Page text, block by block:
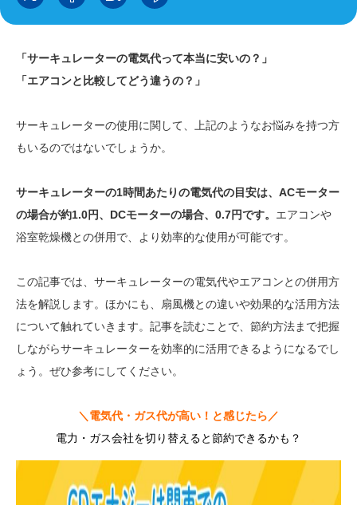
「サーキュレーターの電気代って本当に安いの？」
「エアコンと比較してどう違うの？」
サーキュレーターの使用に関して、上記のようなお悩みを持つ方
もいるのではないでしょうか。
サーキュレーターの1時間あたりの電気代の目安は、ACモーター
の場合が約1.0円、DCモーターの場合、0.7円です。 エアコンや
浴室乾燥機との併用で、より効率的な使用が可能です。
この記事では、サーキュレーターの電気代やエアコンとの併用方
法を解説します。ほかにも、扇風機との違いや効果的な活用方法
について触れていきます。記事を読むことで、節約方法まで把握
しながらサーキュレーターを効率的に活用できるようになるでし
ょう。ぜひ参考にしてください。
＼電気代・ガス代が高い！と感じたら／
電力・ガス会社を切り替えると節約できるかも？